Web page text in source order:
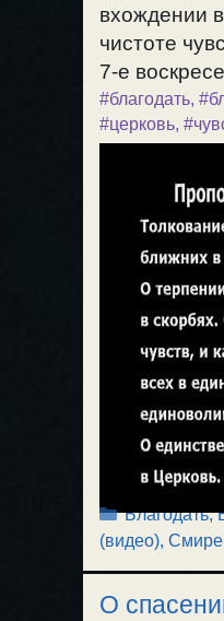
вхождении
чистоте
7-е
#благодать,
#церковь,
Рубрики
Благодать,
(видео),
О